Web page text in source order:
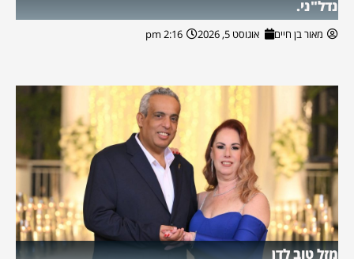
נדל"ני.
מאור בן חיים אוגוסט 5, 2026 2:16 pm
מזל טוב לדן